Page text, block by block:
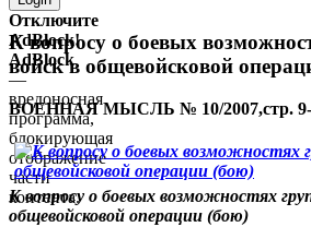
Отключите
AdBlock!
AdBlock
—
вредоносная
программа,
блокирующая
отображение
части
контента.
К вопросу о боевых
войск в общевойсковой
ВОЕННАЯ МЫСЛЬ № 10/2007,стр. 9-
К вопросу о боевых возможностях
общевойсковой операции (бою)